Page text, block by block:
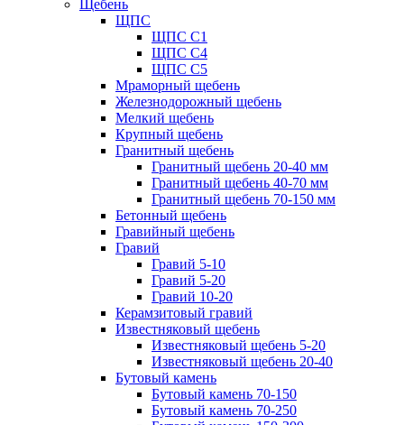
Щебень
ЩПС
ЩПС С1
ЩПС С4
ЩПС С5
Мраморный щебень
Железнодорожный щебень
Мелкий щебень
Крупный щебень
Гранитный щебень
Гранитный щебень 20-40 мм
Гранитный щебень 40-70 мм
Гранитный щебень 70-150 мм
Бетонный щебень
Гравийный щебень
Гравий
Гравий 5-10
Гравий 5-20
Гравий 10-20
Керамзитовый гравий
Известняковый щебень
Известняковый щебень 5-20
Известняковый щебень 20-40
Бутовый камень
Бутовый камень 70-150
Бутовый камень 70-250